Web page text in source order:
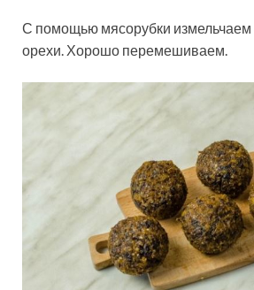
С помощью мясорубки измельчаем
орехи. Хорошо перемешиваем.